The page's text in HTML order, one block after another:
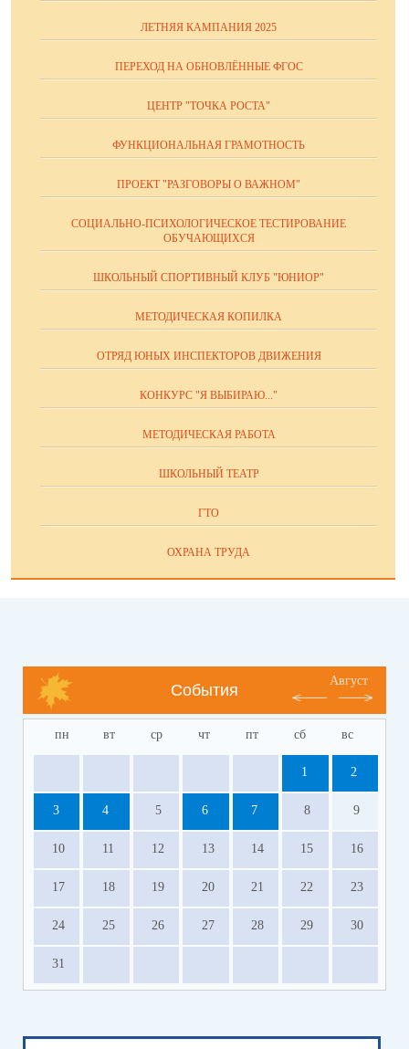
ЛЕТНЯЯ КАМПАНИЯ 2025
ПЕРЕХОД НА ОБНОВЛЁННЫЕ ФГОС
ЦЕНТР "ТОЧКА РОСТА"
ФУНКЦИОНАЛЬНАЯ ГРАМОТНОСТЬ
ПРОЕКТ "РАЗГОВОРЫ О ВАЖНОМ"
СОЦИАЛЬНО-ПСИХОЛОГИЧЕСКОЕ ТЕСТИРОВАНИЕ
ОБУЧАЮЩИХСЯ
ШКОЛЬНЫЙ СПОРТИВНЫЙ КЛУБ "ЮНИОР"
МЕТОДИЧЕСКАЯ КОПИЛКА
ОТРЯД ЮНЫХ ИНСПЕКТОРОВ ДВИЖЕНИЯ
КОНКУРС "Я ВЫБИРАЮ..."
МЕТОДИЧЕСКАЯ РАБОТА
ШКОЛЬНЫЙ ТЕАТР
ГТО
ОХРАНА ТРУДА
События
Август
пн вт ср чт пт сб вс
1 2
3 4 5 6 7 8 9
10 11 12 13 14 15 16
17 18 19 20 21 22 23
24 25 26 27 28 29 30
31